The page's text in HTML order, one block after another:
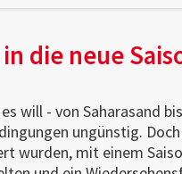
die neue
will - von Saharasand
ungünstig.
wurden, mit einem